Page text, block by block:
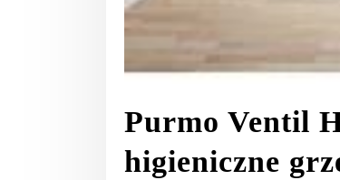
Purmo Ventil
higieniczne